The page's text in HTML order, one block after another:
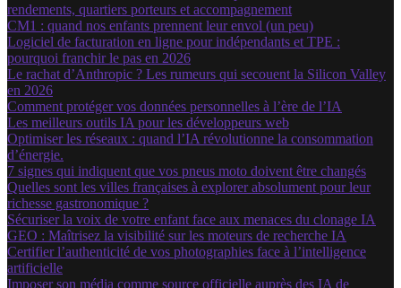
rendements, quartiers porteurs et accompagnement
CM1 : quand nos enfants prennent leur envol (un peu)
Logiciel de facturation en ligne pour indépendants et TPE :
pourquoi franchir le pas en 2026
Le rachat d’Anthropic ? Les rumeurs qui secouent la Silicon Valley
en 2026
Comment protéger vos données personnelles à l’ère de l’IA
Les meilleurs outils IA pour les développeurs web
Optimiser les réseaux : quand l’IA révolutionne la consommation
d’énergie.
7 signes qui indiquent que vos pneus moto doivent être changés
Quelles sont les villes françaises à explorer absolument pour leur
richesse gastronomique ?
Sécuriser la voix de votre enfant face aux menaces du clonage IA
GEO : Maîtrisez la visibilité sur les moteurs de recherche IA
Certifier l’authenticité de vos photographies face à l’intelligence
artificielle
Imposer son média comme source officielle auprès des IA de